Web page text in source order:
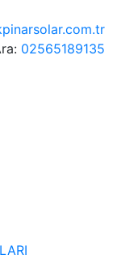
02565189135